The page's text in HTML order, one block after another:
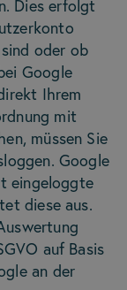
Dies erfolgt
oder ob
Google
Ihrem
mit
müssen Sie
Google
eingeloggte
diese aus.
auf Basis
an der